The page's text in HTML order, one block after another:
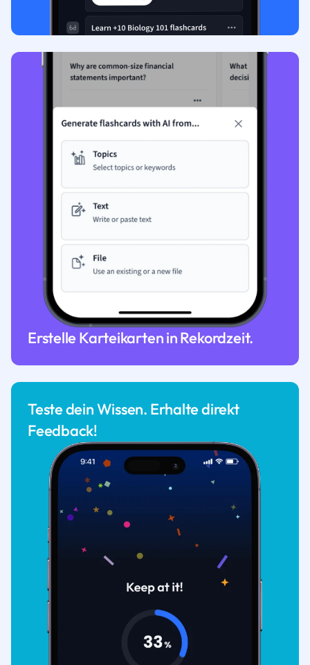
Erstelle Karteikarten in Rekordzeit.
Teste dein Wissen. Erhalte direkt
Feedback!